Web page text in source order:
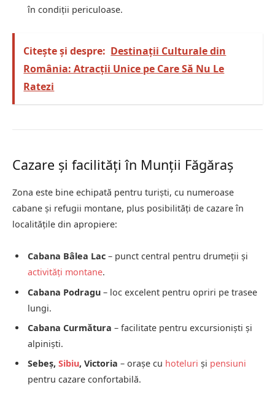
în condiții periculoase.
Citește și despre: Destinații Culturale din
România: Atracții Unice pe Care Să Nu Le
Ratezi
Cazare și facilități în Munții Făgăraș
Zona este bine echipată pentru turiști, cu numeroase
cabane și refugii montane, plus posibilități de cazare în
localitățile din apropiere:
Cabana Bâlea Lac – punct central pentru drumeții și
activități montane.
Cabana Podragu – loc excelent pentru opriri pe trasee
lungi.
Cabana Curmătura – facilitate pentru excursioniști și
alpiniști.
Sebeș, Sibiu, Victoria – orașe cu hoteluri și pensiuni
pentru cazare confortabilă.